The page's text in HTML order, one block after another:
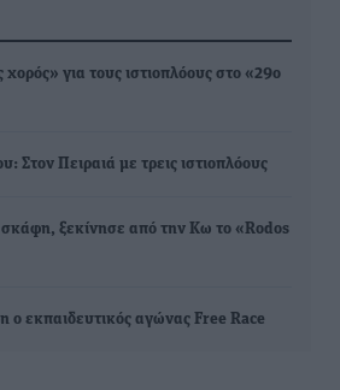
για τους ιστιοπλόους στο «29ο
Στον Πειραιά με τρεις ιστιοπλόους
ξεκίνησε από την Κω το «Rodos
εκπαιδευτικός αγώνας Free Race